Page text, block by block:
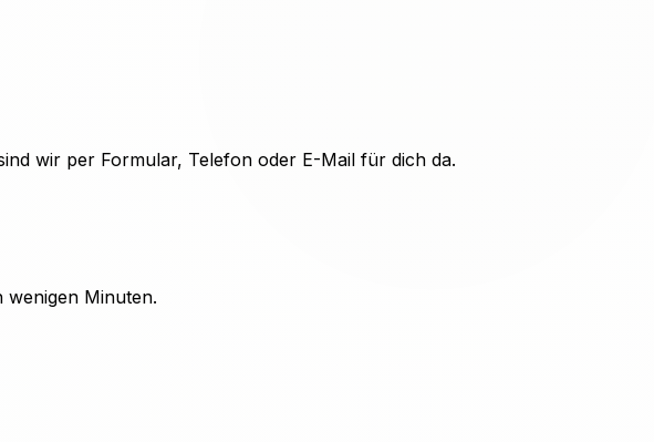
wir per Formular, Telefon oder E-Mail für dich da.
Minuten.